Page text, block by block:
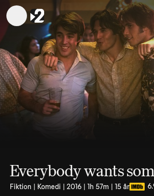
Everybody wants
Fiktion | Komedi | 2016 | 1h 57m | 15 år